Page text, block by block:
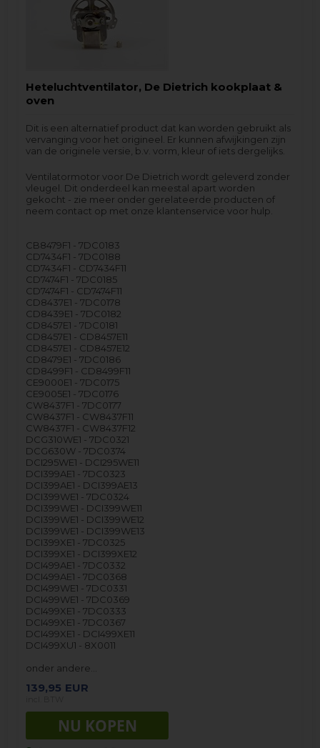
Heteluchtventilator, De Dietrich kookplaat &
oven
Dit is een alternatief product dat kan worden gebruikt als
vervanging voor het origineel. Er kunnen afwijkingen zijn
van de originele versie, b.v. vorm, kleur of iets dergelijks.
Ventilatormotor voor De Dietrich wordt geleverd zonder
vleugel. Dit onderdeel kan meestal apart worden
gekocht - zie meer onder gerelateerde producten of
neem contact op met onze klantenservice voor hulp.
CB8479F1 - 7DC0183
CD7434F1 - 7DC0188
CD7434F1 - CD7434F11
CD7474F1 - 7DC0185
CD7474F1 - CD7474F11
CD8437E1 - 7DC0178
CD8439E1 - 7DC0182
CD8457E1 - 7DC0181
CD8457E1 - CD8457E11
CD8457E1 - CD8457E12
CD8479E1 - 7DC0186
CD8499F1 - CD8499F11
CE9000E1 - 7DC0175
CE9005E1 - 7DC0176
CW8437F1 - 7DC0177
CW8437F1 - CW8437F11
CW8437F1 - CW8437F12
DCG310WE1 - 7DC0321
DCG630W - 7DC0374
DCI295WE1 - DCI295WE11
DCI399AE1 - 7DC0323
DCI399AE1 - DCI399AE13
DCI399WE1 - 7DC0324
DCI399WE1 - DCI399WE11
DCI399WE1 - DCI399WE12
DCI399WE1 - DCI399WE13
DCI399XE1 - 7DC0325
DCI399XE1 - DCI399XE12
DCI499AE1 - 7DC0332
DCI499AE1 - 7DC0368
DCI499WE1 - 7DC0331
DCI499WE1 - 7DC0369
DCI499XE1 - 7DC0333
DCI499XE1 - 7DC0367
DCI499XE1 - DCI499XE11
DCI499XU1 - 8X0011
onder andere…
139,95 EUR